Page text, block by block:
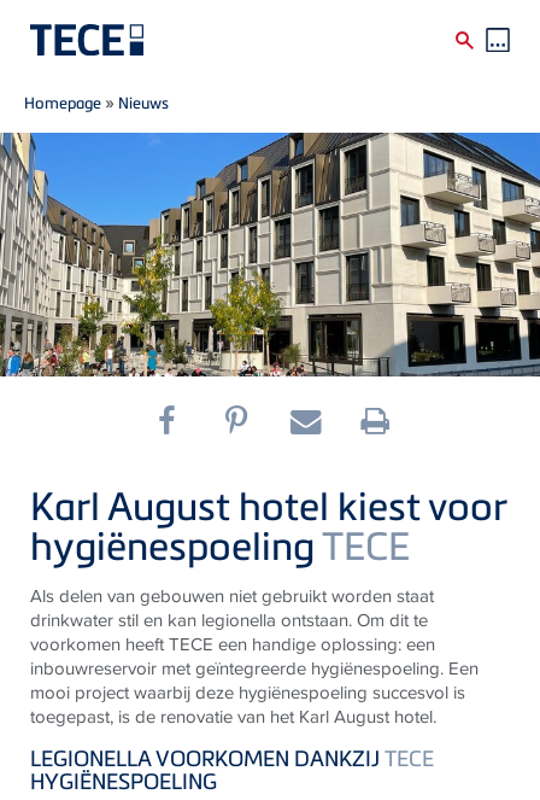
Skip to main content
Breadcrumb
Homepage » Nieuws
Karl August hotel kiest voor
hygiënespoelingTECE
Als delen van gebouwen niet gebruikt worden staat
drinkwater stil en kan legionella ontstaan. Om dit te
voorkomen heeftTECE een handige oplossing: een
inbouwreservoir met geïntegreerde hygiënespoeling. Een
mooi project waarbij deze hygiënespoeling succesvol is
toegepast, is de renovatie van het Karl August hotel.
LEGIONELLA VOORKOMEN DANKZIJ TECE
HYGIËNESPOELING